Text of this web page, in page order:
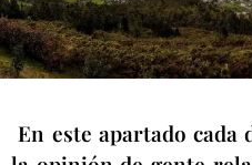
En este apartado cada